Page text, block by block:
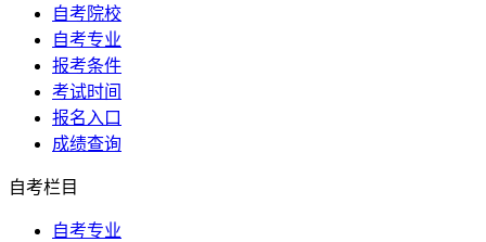
自考院校
自考专业
报考条件
考试时间
报名入口
成绩查询
自考栏目
自考专业